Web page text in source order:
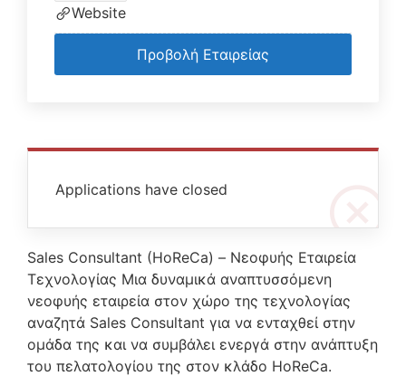
Applications have closed
Sales Consultant (HoReCa) – Νεοφυής Εταιρεία
Τεχνολογίας Μια δυναμικά αναπτυσσόμενη
νεοφυής εταιρεία στον χώρο της τεχνολογίας
αναζητά Sales Consultant για να ενταχθεί στην
ομάδα της και να συμβάλει ενεργά στην ανάπτυξη
του πελατολογίου της στον κλάδο HoReCa.
Website
Προβολή Εταιρείας